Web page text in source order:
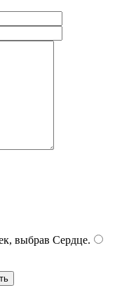
выбрав Сердце.